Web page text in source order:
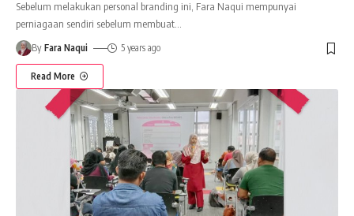
Sebelum melakukan personal branding ini, Fara Naqui mempunyai
perniagaan sendiri sebelum membuat
By Fara Naqui 5 years ago
Read More